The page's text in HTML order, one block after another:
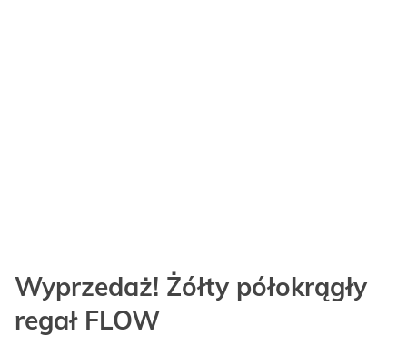
Wyprzedaż! Żółty półokrągły
regał FLOW